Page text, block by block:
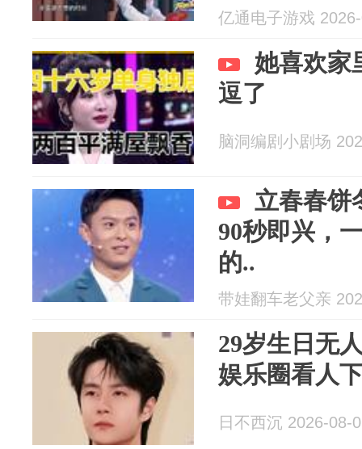
亿通电子游戏
她喜欢家
逗了
脑洞编剧小剧场
立春春饼
90秒即兴，
的..
带娃翻车老父亲
29岁生日无
娱乐圈看人
日不西沉 2026-08-